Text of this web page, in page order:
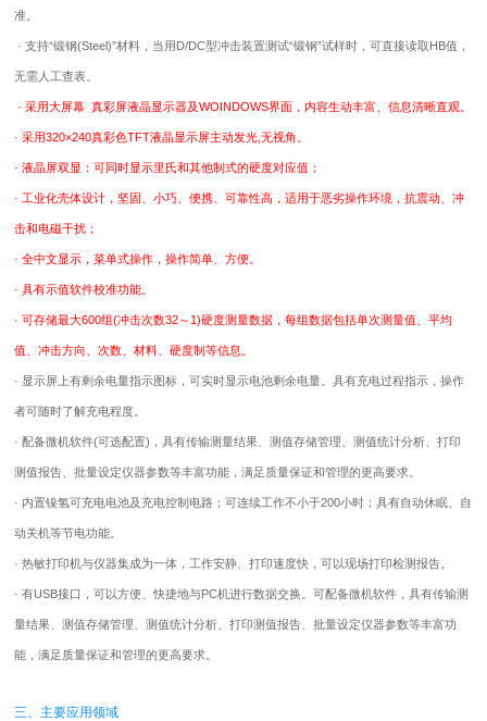
准。
· 支持“锻钢(Steel)”材料，当用D/DC型冲击装置测试“锻钢”试样时，可直接读取HB值，
无需人工查表。
· 采用大屏幕 真彩屏液晶显示器及WOINDOWS界面，内容生动丰富、信息清晰直观。
· 采用320×240真彩色TFT液晶显示屏主动发光,无视角。
· 液晶屏双显：可同时显示里氏和其他制式的硬度对应值；
· 工业化壳体设计，坚固、小巧、便携、可靠性高，适用于恶劣操作环境，抗震动、冲
击和电磁干扰；
· 全中文显示，菜单式操作，操作简单、方便。
· 具有示值软件校准功能。
· 可存储最大600组(冲击次数32～1)硬度测量数据，每组数据包括单次测量值、平均
值、冲击方向、次数、材料、硬度制等信息。
· 显示屏上有剩余电量指示图标，可实时显示电池剩余电量。具有充电过程指示，操作
者可随时了解充电程度。
· 配备微机软件(可选配置)，具有传输测量结果、测值存储管理、测值统计分析、打印
测值报告、批量设定仪器参数等丰富功能，满足质量保证和管理的更高要求。
· 内置镍氢可充电电池及充电控制电路；可连续工作不小于200小时；具有自动休眠、自
动关机等节电功能。
· 热敏打印机与仪器集成为一体，工作安静、打印速度快，可以现场打印检测报告。
· 有USB接口，可以方便、快捷地与PC机进行数据交换。可配备微机软件，具有传输测
量结果、测值存储管理、测值统计分析、打印测值报告、批量设定仪器参数等丰富功
能，满足质量保证和管理的更高要求。
三、主要应用领域